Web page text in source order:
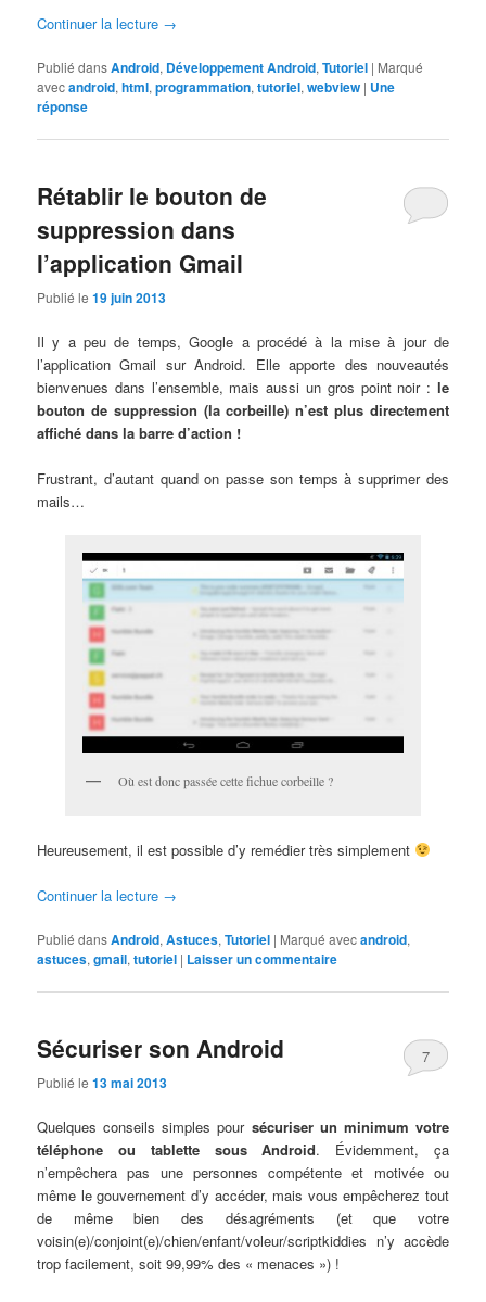
Continuer la lecture →
Publié dansAndroid, Développement Android,Tutoriel | Marqué
avecandroid,html,programmation,tutoriel,webview | Une
réponse
Rétablir le bouton de
suppression dans
l’application Gmail
Publié le19 juin 2013
Il y a peu de temps, Google a procédé à la mise à jour de
l’application Gmail sur Android. Elle apporte des nouveautés
bienvenues dans l’ensemble, mais aussi un gros point noir : le
bouton de suppression (la corbeille) n’est plus directement
affiché dans la barre d’action !
Frustrant, d’autant quand on passe son temps à supprimer des
mails…
Où est donc passée cette fichue corbeille ?
Heureusement, il est possible d’y remédier très simplement
Continuer la lecture →
Publié dansAndroid,Astuces,Tutoriel | Marqué avecandroid,
astuces,gmail,tutoriel | Laisser un commentaire
Sécuriser son Android
Publié le13 mai 2013
7
Quelques conseils simples pour sécuriser un minimum votre
téléphone ou tablette sous Android. Évidemment, ça
n’empêchera pas une personnes compétente et motivée ou
même le gouvernement d’y accéder, mais vous empêcherez tout
de même bien des désagréments (et que votre
voisin(e)/conjoint(e)/chien/enfant/voleur/scriptkiddies n’y accède
trop facilement, soit 99,99% des « menaces ») !